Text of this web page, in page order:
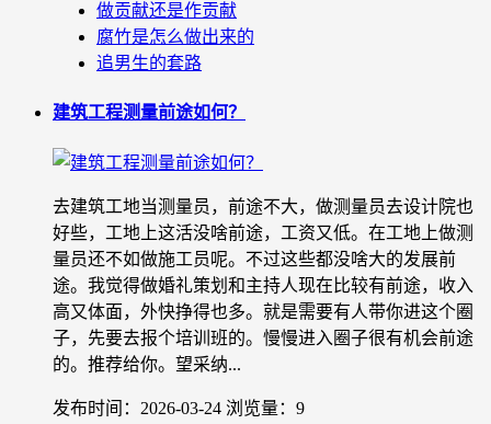
做贡献还是作贡献
腐竹是怎么做出来的
追男生的套路
建筑工程测量前途如何？
去建筑工地当测量员，前途不大，做测量员去设计院也
好些，工地上这活没啥前途，工资又低。在工地上做测
量员还不如做施工员呢。不过这些都没啥大的发展前
途。我觉得做婚礼策划和主持人现在比较有前途，收入
高又体面，外快挣得也多。就是需要有人带你进这个圈
子，先要去报个培训班的。慢慢进入圈子很有机会前途
的。推荐给你。望采纳...
发布时间：2026-03-24 浏览量：9